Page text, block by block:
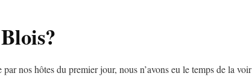
par nos hôtes du premier jour, nous n’avons eu le temps de la voir